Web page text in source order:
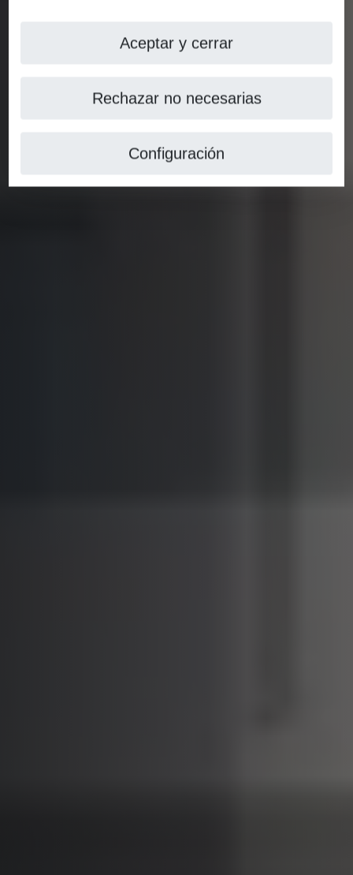
Aceptar y cerrar
Rechazar no necesarias
Configuración